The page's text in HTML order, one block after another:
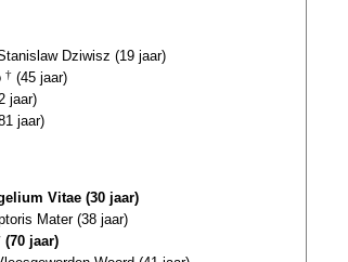
Dziwisz (19 jaar)
† (45 jaar)
jaar)
jaar)
Vitae (30 jaar)
Mater (38 jaar)
(70 jaar)